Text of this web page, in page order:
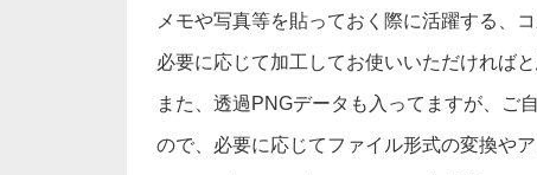
メモや写真等を貼っておく際に活躍する、
必要に応じて加工してお使いいただければと
また、透過PNGデータも入ってますが、ご
ので、必要に応じてファイル形式の変換や